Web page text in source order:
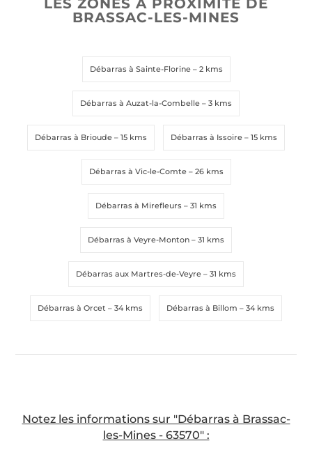
BRASSAC-LES-MINES
Débarras à Sainte-Florine– 2 kms
Débarras à Auzat-la-Combelle – 3 kms
Débarras à Brioude – 15 kms Débarras à Issoire – 15 kms
Débarras à Vic-le-Comte– 26 kms
Débarras à Mirefleurs – 31 kms
Débarras à Veyre-Monton – 31 kms
Débarras aux Martres-de-Veyre – 31 kms
Débarras à Orcet – 34 kms Débarras à Billom – 34 kms
Notez les informations sur "Débarras à Brassac-
les-Mines - 63570" :
e